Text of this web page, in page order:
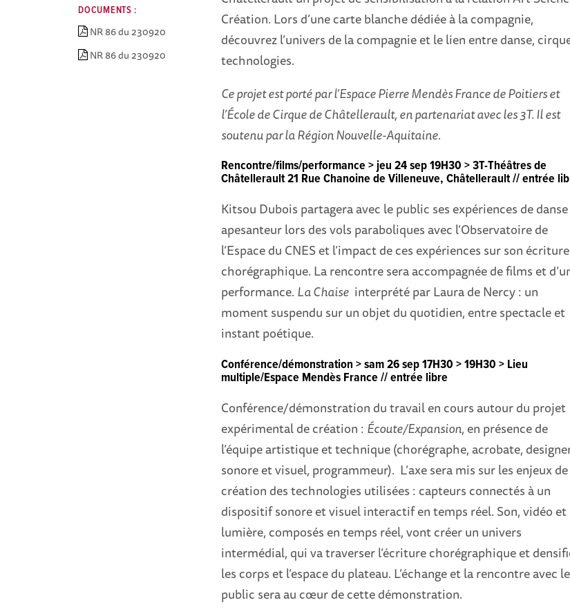
Création. Lors d’une carte blanche dédiée à la compagnie,
découvrez l’univers de la compagnie et le lien entre danse,
technologies.
Ce projet est porté par l’Espace Pierre Mendès France de Poitiers et
l’École de Cirque de Châtellerault, en partenariat avec les 3T. Il est
soutenu par la Région Nouvelle-Aquitaine.
Rencontre/films/performance>jeu 24 sep 19H30 > 3T-Théâtres de
Châtellerault 21 Rue Chanoine de Villeneuve, Châtellerault // entrée
Kitsou Dubois partagera avec le public ses expériences de
apesanteur lors des vols paraboliques avec l’Observatoire de
l’Espace du CNES et l’impact de ces expériences sur son écriture
chorégraphique. La rencontre sera accompagnée de films et
performance. La Chaiseinterprété par Laura de Nercy : un
moment suspendu sur un objet du quotidien, entre spectacle et
instant poétique.
Conférence/démonstration >sam 26 sep 17H30 > 19H30 > Lieu
multiple/Espace Mendès France // entrée libre
Conférence/démonstration du travail en cours autour du projet
expérimental de création : Écoute/Expansion, en présence de
l’équipe artistique et technique (chorégraphe, acrobate,
sonore et visuel, programmeur). L’axe sera mis sur les enjeux de
création des technologies utilisées : capteurs connectés à un
dispositif sonore et visuel interactif en temps réel. Son, vidéo et
lumière, composés en temps réel, vont créer un univers
intermédial, qui va traverser l’écriture chorégraphique et
les corps et l’espace du plateau. L’échange et la rencontre avec le
public sera au cœur de cette démonstration.
DOCUMENTS :
NR 86 du 230920
NR 86 du 230920